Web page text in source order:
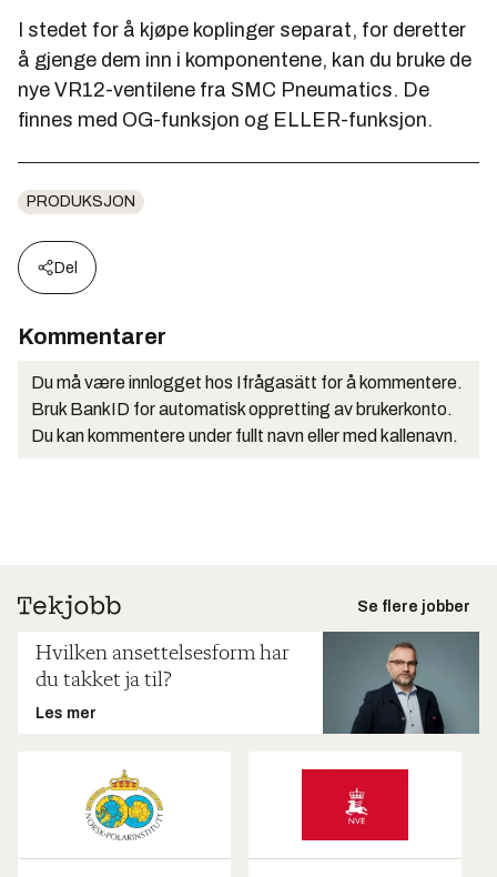
I stedet for å kjøpe koplinger separat, for deretter
å gjenge dem inn i komponentene, kan du bruke de
nye VR12-ventilene fra SMC Pneumatics. De
finnes med OG-funksjon og ELLER-funksjon.
PRODUKSJON
Del
Kommentarer
Du må være innlogget hos Ifrågasätt for å kommentere.
Bruk BankID for automatisk oppretting av brukerkonto.
Du kan kommentere under fullt navn eller med kallenavn.
Se flere jobber
Hvilken ansettelsesform har
du takket ja til?
Les mer